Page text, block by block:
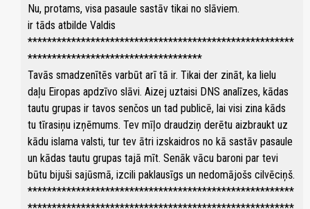
Nu, protams, visa pasaule sastāv tikai no slāviem.
ir tāds atbilde Valdis
*******************************************************
************************************
Tavās smadzenītēs varbūt arī tā ir. Tikai der zināt, ka lielu
daļu Eiropas apdzīvo slāvi. Aizej uztaisi DNS analīzes, kādas
tautu grupas ir tavos senčos un tad publicē, lai visi zina kāds
tu tīrasiņu izņēmums. Tev mīļo draudziņ derētu aizbraukt uz
kādu islama valsti, tur tev ātri izskaidros no kā sastāv pasaule
un kādas tautu grupas tajā mīt. Senāk vācu baroni par tevi
būtu bijuši sajūsmā, izcili paklausīgs un nedomājošs cilvēciņš.
*******************************************************